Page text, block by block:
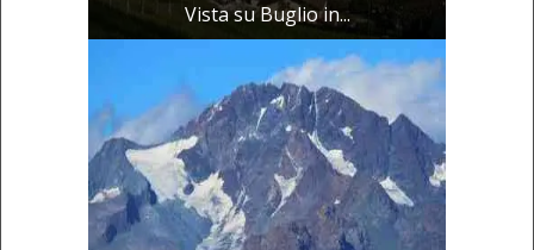
Vista su Buglio in...